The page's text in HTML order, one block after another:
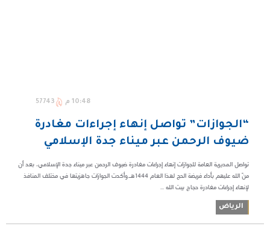
10:48 م 57743
“الجوازات” تواصل إنهاء إجراءات مغادرة
ضيوف الرحمن عبر ميناء جدة الإسلامي
تواصل المديرية العامة للجوازات إنهاء إجراءات مغادرة ضيوف الرحمن عبر ميناء جدة الإسلامي، بعد أن
منّ الله عليهم بأداء فريضة الحج لهذا العام 1444هـ.وأكدت الجوازات جاهزيتها في مختلف المنافذ
لإنهاء إجراءات مغادرة حجاج بيت الله ...
الرياض